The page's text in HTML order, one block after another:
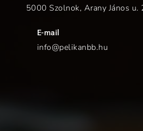
5000 Szolnok, Arany János u.
E-mail
info@pelikanbb.hu